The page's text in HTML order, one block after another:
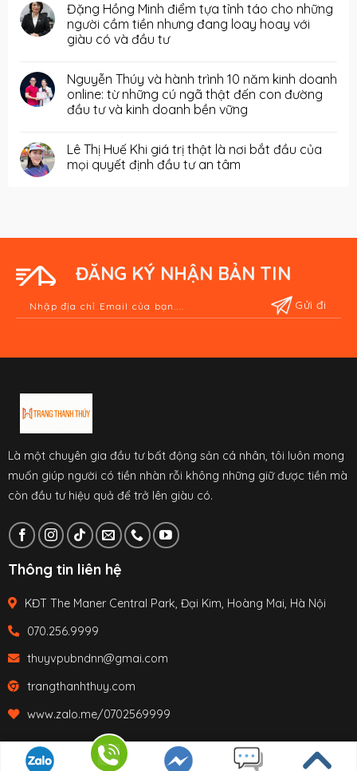
Đặng Hồng Minh điểm tựa tỉnh táo cho những
người cầm tiền nhưng đang loay hoay với
giàu có và đầu tư
Nguyễn Thúy và hành trình 10 năm kinh doanh
online: từ những cú ngã thật đến con đường
đầu tư và kinh doanh bền vững
Lê Thị Huế Khi giá trị thật là nơi bắt đầu của
mọi quyết định đầu tư an tâm
ĐĂNG KÝ NHẬN BẢN TIN
Là một chuyên gia đầu tư bất động sản cá nhân, tôi luôn mong
muốn giúp người có tiền nhàn rỗi không những giữ được tiền mà
còn đầu tư hiệu quả để trở lên giàu có.
Thông tin liên hệ
KĐT The Maner Central Park, Đại Kim, Hoàng Mai, Hà Nội
070.256.9999
thuyvpubndnn@gmai.com
trangthanhthuy.com
www.zalo.me/0702569999